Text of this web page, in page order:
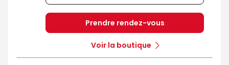
Prendre rendez-vous
Voir la boutique